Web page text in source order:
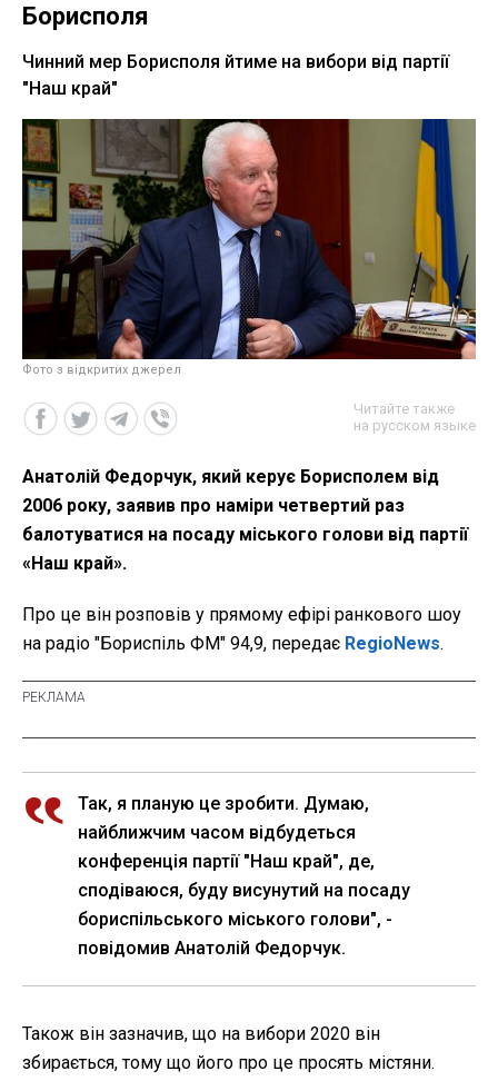
Борисполя
Чинний мер Борисполя йтиме на вибори від партії
"Наш край"
Фото з відкритих джерел
Читайте также
на русском языке
Анатолій Федорчук, який керує Борисполем від
2006 року, заявив про наміри четвертий раз
балотуватися на посаду міського голови від партії
«Наш край».
Про це він розповів у прямому ефірі ранкового шоу
на радіо "Бориспіль ФМ" 94,9, передає RegioNews.
Так, я планую це зробити. Думаю,
найближчим часом відбудеться
конференція партії "Наш край", де,
сподіваюся, буду висунутий на посаду
бориспільського міського голови", -
повідомив Анатолій Федорчук.
Також він зазначив, що на вибори 2020 він
збирається, тому що його про це просять містяни.